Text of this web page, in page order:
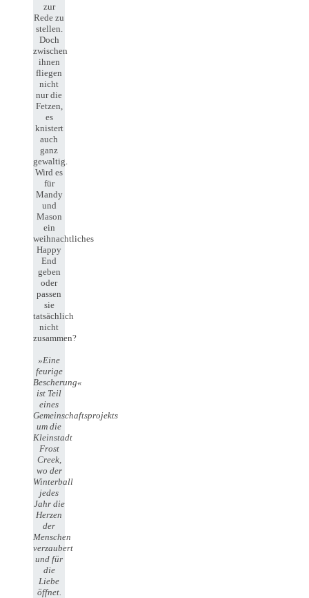
zur
Rede zu
stellen.
Doch
zwischen
ihnen
fliegen
nicht
nur die
Fetzen,
es
knistert
auch
ganz
gewaltig.
Wird es
für
Mandy
und
Mason
ein
weihnachtliches
Happy
End
geben
oder
passen
sie
tatsächlich
nicht
zusammen?
»Eine
feurige
Bescherung«
ist Teil
eines
Gemeinschaftsprojekts
um die
Kleinstadt
Frost
Creek,
wo der
Winterball
jedes
Jahr die
Herzen
der
Menschen
verzaubert
und für
die
Liebe
öffnet.